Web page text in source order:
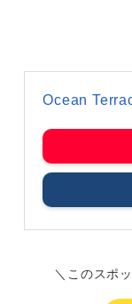
Ocean
＼このスポ